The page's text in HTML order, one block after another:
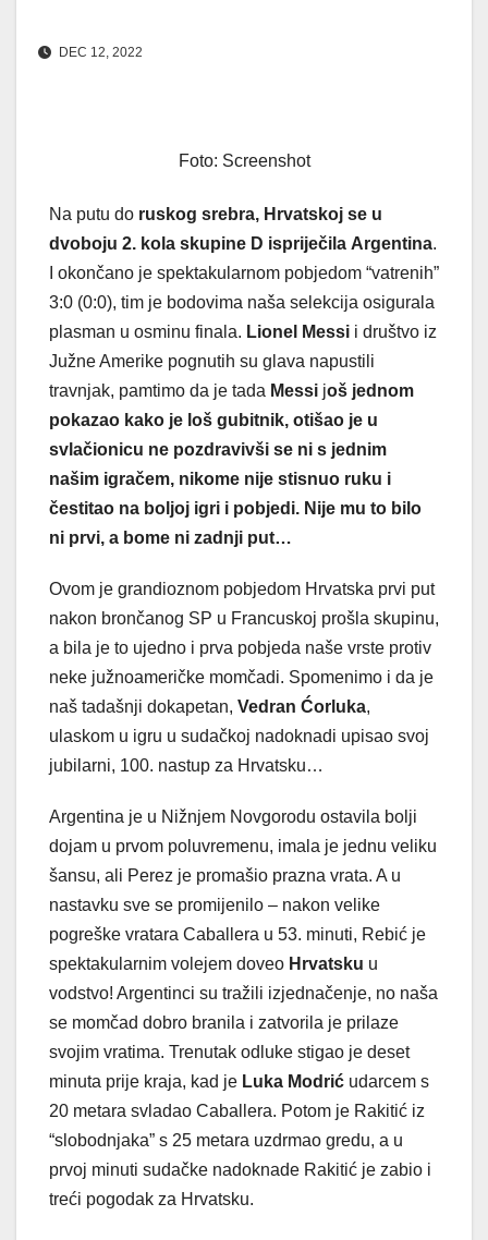
DEC 12, 2022
Foto: Screenshot
Na putu do ruskog srebra, Hrvatskoj se u
dvoboju 2. kola skupine D ispriječila Argentina.
I okončano je spektakularnom pobjedom “vatrenih”
3:0 (0:0), tim je bodovima naša selekcija osigurala
plasman u osminu finala. Lionel Messi i društvo iz
Južne Amerike pognutih su glava napustili
travnjak, pamtimo da je tada Messi još jednom
pokazao kako je loš gubitnik, otišao je u
svlačionicu ne pozdravivši se ni s jednim
našim igračem, nikome nije stisnuo ruku i
čestitao na boljoj igri i pobjedi. Nije mu to bilo
ni prvi, a bome ni zadnji put…
Ovom je grandioznom pobjedom Hrvatska prvi put
nakon brončanog SP u Francuskoj prošla skupinu,
a bila je to ujedno i prva pobjeda naše vrste protiv
neke južnoameričke momčadi. Spomenimo i da je
naš tadašnji dokapetan, Vedran Ćorluka,
ulaskom u igru u sudačkoj nadoknadi upisao svoj
jubilarni, 100. nastup za Hrvatsku…
Argentina je u Nižnjem Novgorodu ostavila bolji
dojam u prvom poluvremenu, imala je jednu veliku
šansu, ali Perez je promašio prazna vrata. A u
nastavku sve se promijenilo – nakon velike
pogreške vratara Caballera u 53. minuti, Rebić je
spektakularnim volejem doveo Hrvatsku u
vodstvo! Argentinci su tražili izjednačenje, no naša
se momčad dobro branila i zatvorila je prilaze
svojim vratima. Trenutak odluke stigao je deset
minuta prije kraja, kad je Luka Modrić udarcem s
20 metara svladao Caballera. Potom je Rakitić iz
“slobodnjaka” s 25 metara uzdrmao gredu, a u
prvoj minuti sudačke nadoknade Rakitić je zabio i
treći pogodak za Hrvatsku.